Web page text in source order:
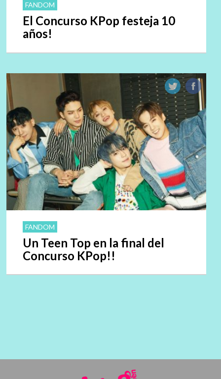
FANDOM
El Concurso KPop festeja 10
años!
FANDOM
Un Teen Top en la final del
Concurso KPop!!